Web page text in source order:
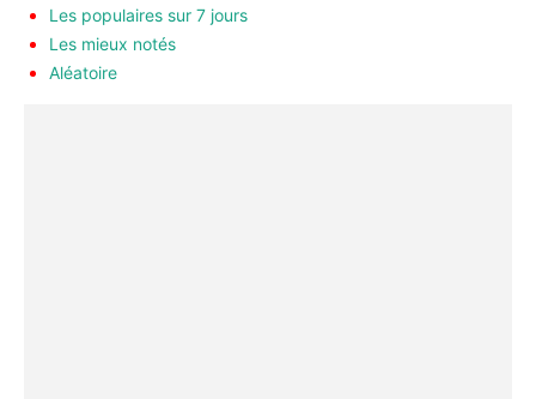
Les populaires sur 7 jours
Les mieux notés
Aléatoire